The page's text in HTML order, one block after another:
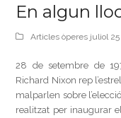
En algun
Articles òperes juliol 25
28 de setembre de
Richard Nixon rep
malparlen sobre
realitzat per inaugurar